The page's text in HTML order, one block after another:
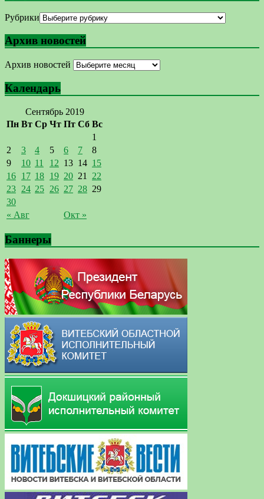
Рубрики
Архив новостей
Архив новостей
Календарь
Сентябрь 2019
Пн Вт Ср Чт Пт Сб Вс
« Авг Окт »
1
2
3 4 5 6 7
8
9
10 11 12 13 14 15
16 17 18 19 20 21 22
23 24 25 26 27 28 29
30
Баннеры